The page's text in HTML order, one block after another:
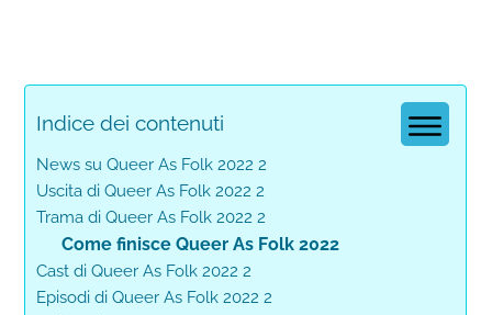
Indice dei contenuti
News su Queer As Folk 2022 2
Uscita di Queer As Folk 2022 2
Trama di Queer As Folk 2022 2
Come finisce Queer As Folk 2022
Cast di Queer As Folk 2022 2
Episodi di Queer As Folk 2022 2